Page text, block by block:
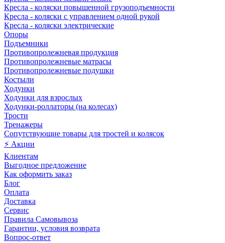
Кресла - коляски повышенной грузоподъемности
Кресла - коляски с управлением одной рукой
Кресла - коляски электрические
Опоры
Подъемники
Противопролежневая продукция
Противопролежневые матрасы
Противопролежневые подушки
Костыли
Ходунки
Ходунки для взрослых
Ходунки-роллаторы (на колесах)
Трости
Тренажеры
Сопутствующие товары для тростей и колясок
⚡ Акции
Клиентам
Выгодное предложение
Как оформить заказ
Блог
Оплата
Доставка
Сервис
Правила Самовывоза
Гарантии, условия возврата
Вопрос-ответ